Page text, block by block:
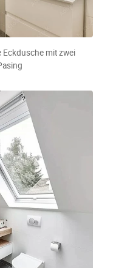
mit zwei